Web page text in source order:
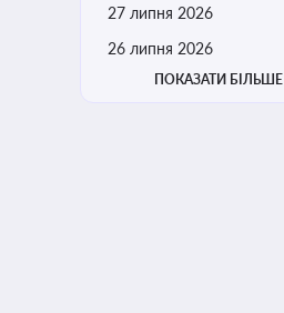
27 липня 2026
26 липня 2026
ПОКАЗАТИ БІЛЬШЕ